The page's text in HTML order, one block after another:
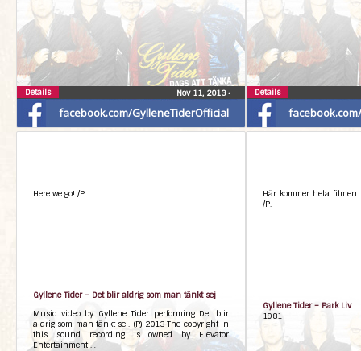
facebook.com/GylleneTiderOfficial
Nov 11, 2013•
Details Details
Here we go! /P.
Gyllene Tider – Det blir aldrig som man tänkt sej
Music video by Gyllene Tider performing Det blir
aldrig som man tänkt sej. (P) 2013 The copyright in
this sound recording is owned by Elevator
Entertainment …
Här kommer hela filmen
/P.
Gyllene Tider – Park Liv
1981